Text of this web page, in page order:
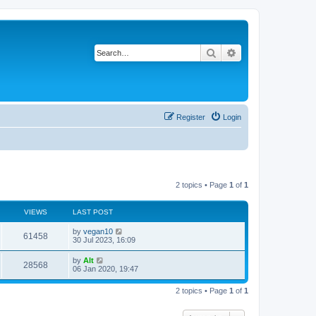
Search
Login
Register
2 topics • Page 1 of 1
VIEWS LAST POST
61458V
i
L
a
t
p
o
s
by vegan10
30 Jul 2023, 16:09
28568V
i
L
a
t
by Alt
06 Jan 2020, 19:47
2 topics • Page 1 of 1